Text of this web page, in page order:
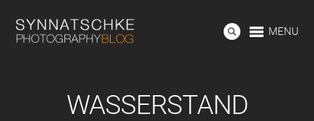
MENU
WASSERSTAND